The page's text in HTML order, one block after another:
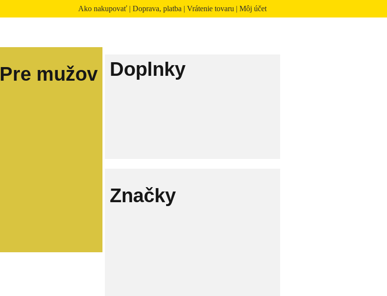
Ako nakupovať| Doprava, platba | Vrátenie tovaru | Môj účet
Pre mužov Doplnky
Značky